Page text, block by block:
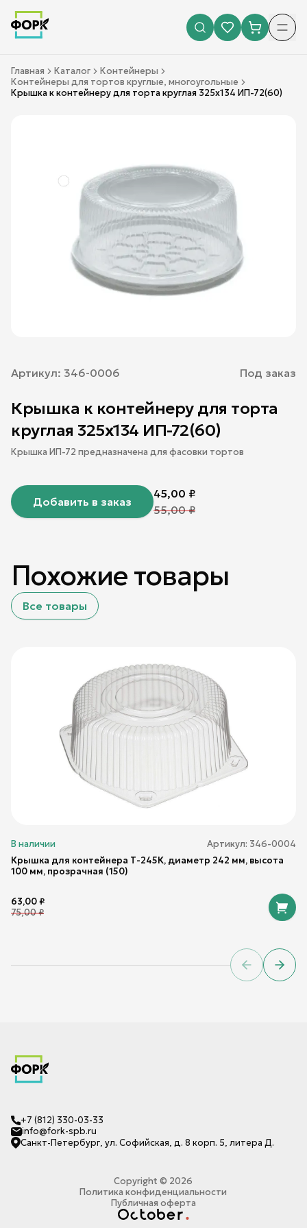
Главная Каталог
Контейнеры
Контейнеры для тортов круглые, многоугольные
Крышка к контейнеру для торта круглая 325х134 ИП-72(60)
Артикул: 346-0006 Под заказ
Крышка к контейнеру для торта
круглая 325х134 ИП-72(60)
Крышка ИП-72 предназначена для фасовки тортов
Добавить в заказ
45,00 ₽
55,00₽
Похожие товары
Все товары
В наличии Артикул: 346-0004
Крышка для контейнера Т-245К, диаметр 242 мм, высота
100 мм, прозрачная (150)
63,00₽
75,00₽
Previous
Next
+7 (812) 330-03-33
info@fork-spb.ru
Санкт-Петербург, ул. Софийская, д. 8 корп. 5, литера Д.
Copyright © 2026
Политика конфиденциальности
Публичная оферта